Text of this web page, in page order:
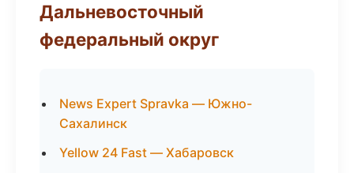
Дальневосточный
федеральный округ
News Expert Spravka — Южно-
Сахалинск
Yellow 24 Fast — Хабаровск